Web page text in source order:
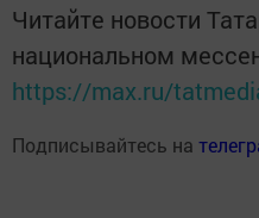
Читайте новости
национальном
https://max.ru/
Подписывайтесь на